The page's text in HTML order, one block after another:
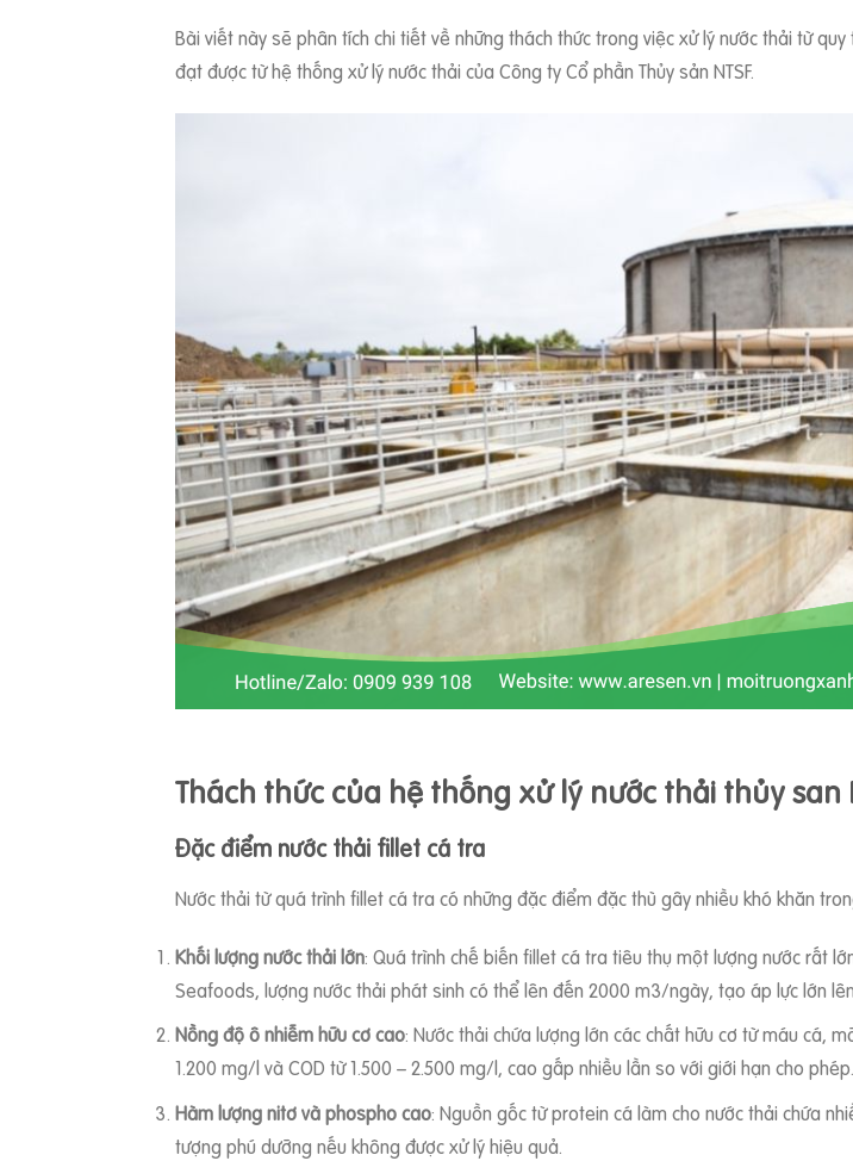
Bài viết này sẽ phân tích chi tiết về những thách thức trong việc xử lý nước thải từ
đạt được từ hệ thống xử lý nước thải của Công ty Cổ phần Thủy sản NTSF.
Thách thức của hệ thống xử lý nước thải thủy san
Đặc điểm nước thải fillet cá tra
Nước thải từ quá trình fillet cá tra có những đặc điểm đặc thù gây nhiều khó khăn
Khối lượng nước thải lớn: Quá trình chế biến fillet cá tra tiêu thụ một lượng nước rất
Seafoods, lượng nước thải phát sinh có thể lên đến 2000 m3/ngày, tạo áp lực lớn
Nồng độ ô nhiễm hữu cơ cao: Nước thải chứa lượng lớn các chất hữu cơ từ máu cá,
1.200 mg/l và COD từ 1.500 – 2.500 mg/l, cao gấp nhiều lần so với giới hạn cho phép.
Hàm lượng nitơ và phospho cao: Nguồn gốc từ protein cá làm cho nước thải chứa
tượng phú dưỡng nếu không được xử lý hiệu quả.